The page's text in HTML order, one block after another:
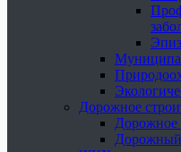
Дорожное
Дорожное